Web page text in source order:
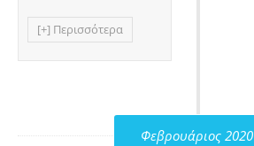
[+] Περισσότερα
Φεβρουάριος 2020